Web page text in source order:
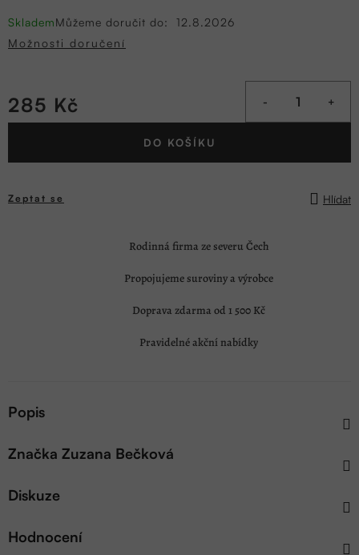
SklademMůžeme doručit do:
12.8.2026
Možnosti doručení
285 Kč
Měrná
DO KOŠÍKU
Zeptat se Hlídat
Rodinná firma ze severu Čech
Propojujeme suroviny a výrobce
Doprava zdarma od 1 500 Kč
Pravidelné akční nabídky
Popis
Značka Zuzana Bečková
Diskuze
Hodnocení